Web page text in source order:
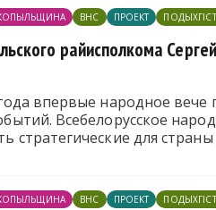
ВНС ПРОЕКТ
райисполкома
впервые народное
Всебелорусское
стратегические для
ВНС ПРОЕКТ